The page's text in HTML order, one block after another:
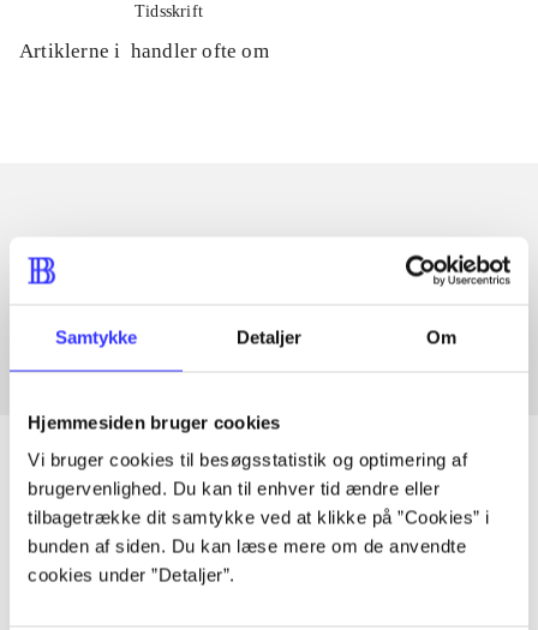
Samtykke Detaljer Om
Hjemmesiden bruger cookies
Vi bruger cookies til besøgsstatistik og optimering af
brugervenlighed. Du kan til enhver tid ændre eller
tilbagetrække dit samtykke ved at klikke på ”Cookies” i
bunden af siden. Du kan læse mere om de anvendte
cookies under ”Detaljer”.
Tidsskrift
Artiklerne i handler ofte om
Artikler med samme emner
Artikler
Alle registrerede artikler fordelt på udgivelser